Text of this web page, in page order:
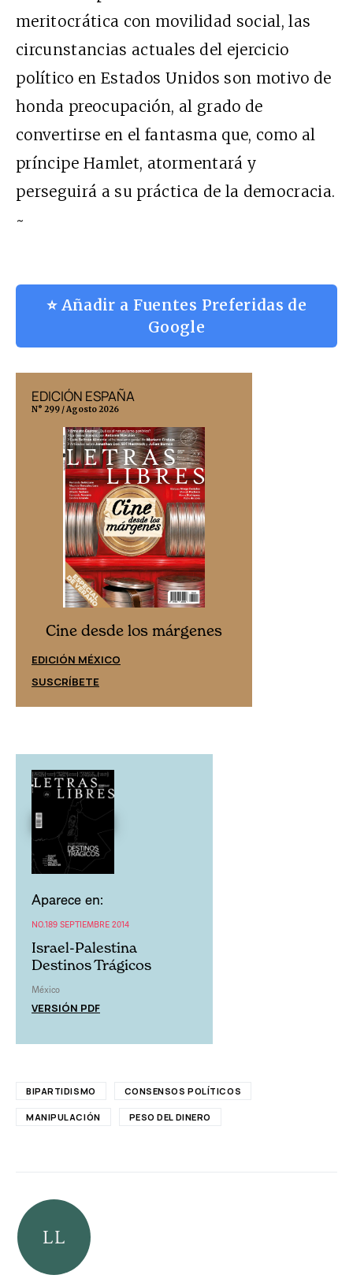
meritocrática con movilidad social, las
circunstancias actuales del ejercicio
político en Estados Unidos son motivo de
honda preocupación, al grado de
convertirse en el fantasma que, como al
príncipe Hamlet, atormentará y
perseguirá a su práctica de la democracia.
~
⭐ Añadir a Fuentes Preferidas de
Google
EDICIÓN ESPAÑA
N° 299 / Agosto 2026
Cine desde los márgenes
EDICIÓN MÉXICO
SUSCRÍBETE
Aparece en:
NO.189 SEPTIEMBRE 2014
Israel-Palestina
Destinos Trágicos
México
VERSIÓN PDF
BIPARTIDISMO CONSENSOS POLÍTICOS
MANIPULACIÓN PESO DEL DINERO